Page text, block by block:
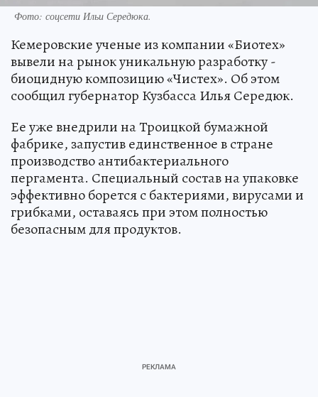
Фото: соцсети Ильи Середюка.
Кемеровские ученые из компании «Биотех»
вывели на рынок уникальную разработку -
биоцидную композицию «Чистех». Об этом
сообщил губернатор Кузбасса Илья Середюк.
Ее уже внедрили на Троицкой бумажной
фабрике, запустив единственное в стране
производство антибактериального
пергамента. Специальный состав на упаковке
эффективно борется с бактериями, вирусами и
грибками, оставаясь при этом полностью
безопасным для продуктов.